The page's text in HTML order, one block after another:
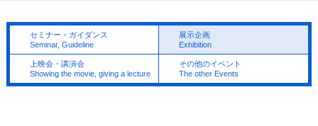
セミナー・ガイダンス
Seminar, Guideline
展示企画
Exhibition
上映会・講演会
Showing the movie, giving a lecture
その他のイベント
The other Events